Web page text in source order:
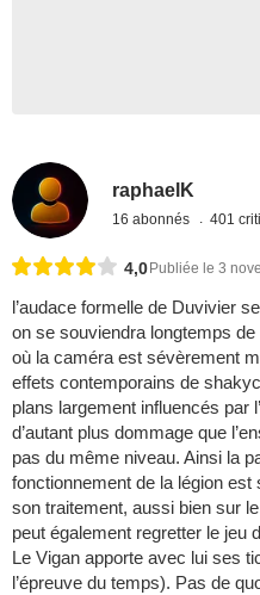
raphaelK
16 abonnés 401
4,0 Publiée le 3
l’audace formelle de Duvivier
on se souviendra longtemps
où la caméra est sévèrement
effets contemporains de
plans largement influencés par
d’autant plus dommage que
pas du même niveau. Ainsi la
fonctionnement de la légion
son traitement, aussi bien sur
peut également regretter le jeu
Le Vigan apporte avec lui ses
l’épreuve du temps). Pas de